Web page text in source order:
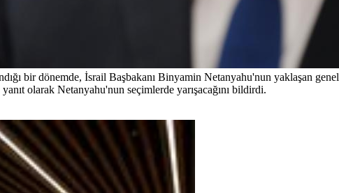
bir dönemde, İsrail Başbakanı Binyamin Netanyahu'nun yaklaşan genel
olarak Netanyahu'nun seçimlerde yarışacağını bildirdi.